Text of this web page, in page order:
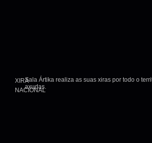
XIRA
NACIONAL
Sala Ártika realiza as suas xiras por todo o
axudas.